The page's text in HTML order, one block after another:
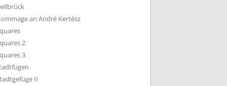
an André Kertész
2
3
II